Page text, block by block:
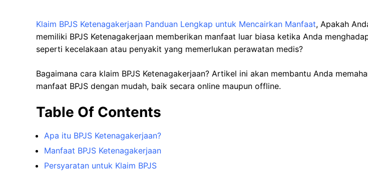
Klaim BPJS Ketenagakerjaan Panduan Lengkap untuk Mencairkan Manfaat, Apakah
memiliki BPJS Ketenagakerjaan memberikan manfaat luar biasa ketika Anda
seperti kecelakaan atau penyakit yang memerlukan perawatan medis?
Bagaimana cara klaim BPJS Ketenagakerjaan? Artikel ini akan membantu Anda
manfaat BPJS dengan mudah, baik secara online maupun offline.
Table Of Contents
Apa itu BPJS Ketenagakerjaan?
Manfaat BPJS Ketenagakerjaan
Persyaratan untuk Klaim BPJS